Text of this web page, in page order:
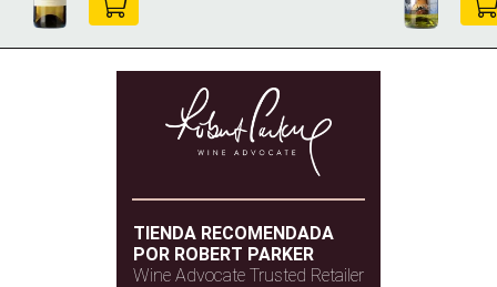
TIENDA RECOMENDADA
POR ROBERT PARKER
Wine Advocate Trusted Retailer